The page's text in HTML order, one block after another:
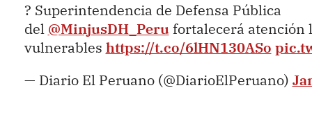
? Superintendencia de Defensa Pública
del @MinjusDH_Perufortalecerá atención
vulnerables https://t.co/6lHN130ASo
— Diario El Peruano (@DiarioElPeruano)